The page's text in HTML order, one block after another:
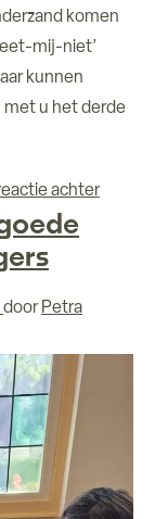
komen
mij-niet’
kunnen
met u het derde
achterop
door Petra